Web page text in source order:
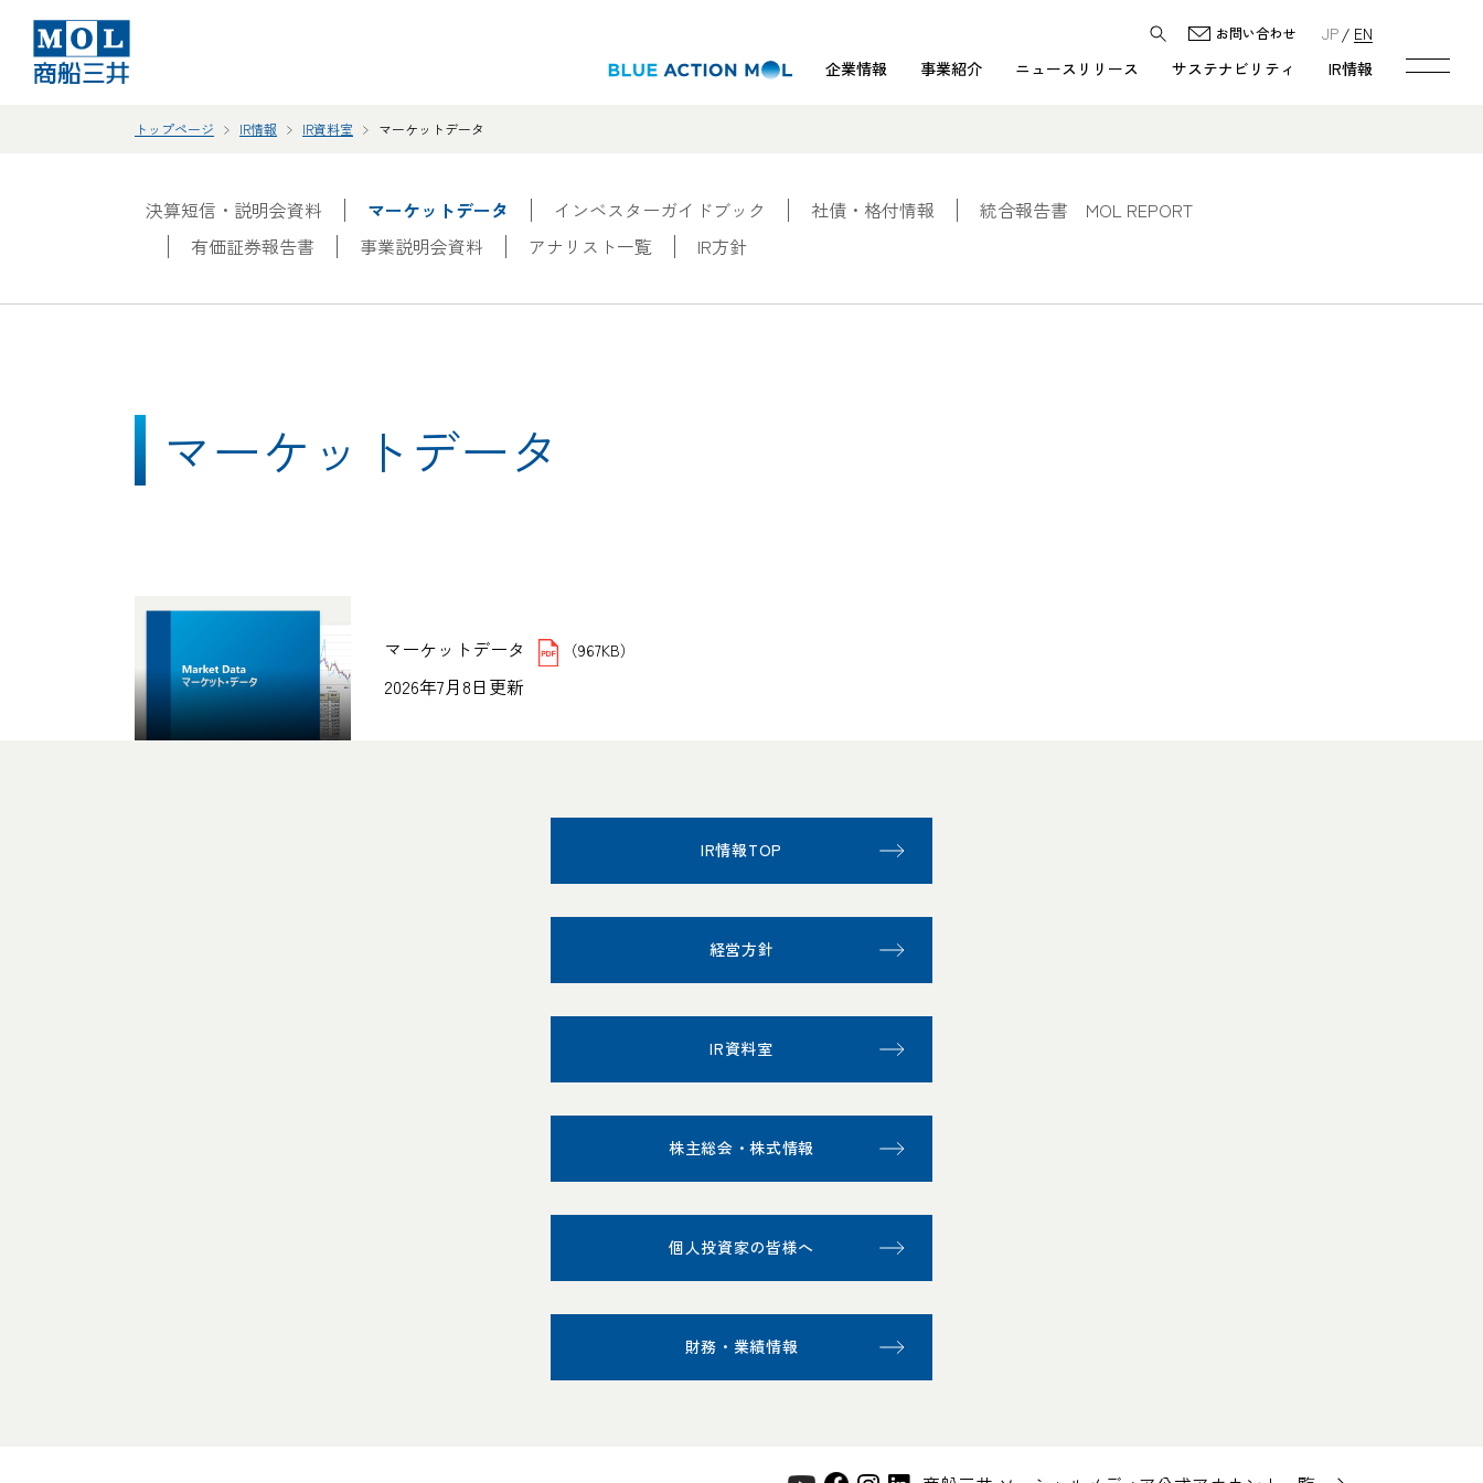
企業情報 事業紹介 ニュースリリース サステナビリティ IR情報
お問い合わせ JP EN
トップページ IR情報 IR資料室 マーケットデータ
決算短信・説明会資料 マーケットデータ インベスターガイドブック 社債・格付情報
統合報告書 MOL REPORT
有価証券報告書
事業説明会資料 アナリスト一覧 IR方針
マーケットデータ
マーケットデータ （967KB）
2026年7月8日更新
IR情報TOP
経営方針
IR資料室
株主総会・株式情報
個人投資家の皆様へ
財務・業績情報